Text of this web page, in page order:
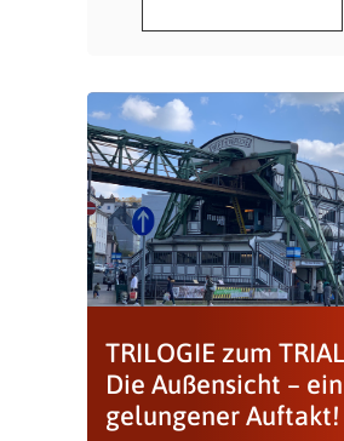
TRILOGIE zum
Die Außensicht – ein
gelungener Auftakt!